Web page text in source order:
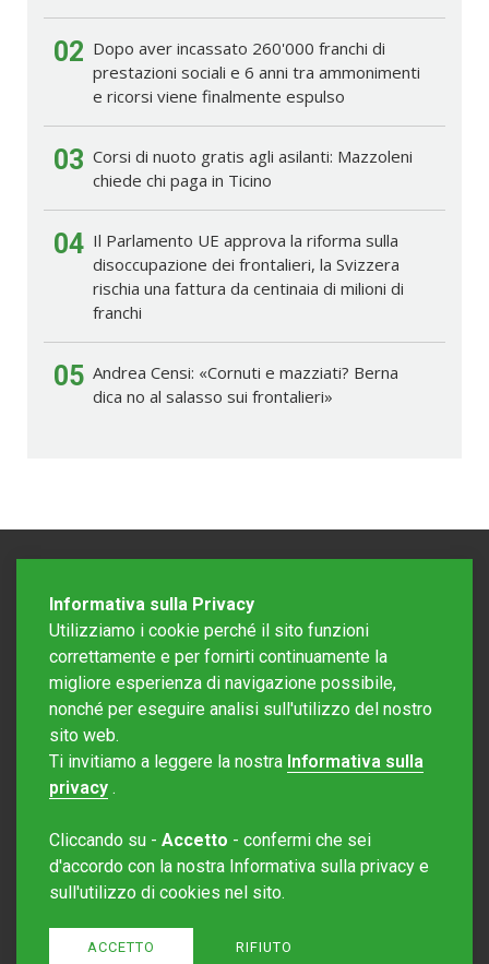
02 Dopo aver incassato 260'000 franchi di
prestazioni sociali e 6 anni tra ammonimenti
e ricorsi viene finalmente espulso
03 Corsi di nuoto gratis agli asilanti: Mazzoleni
chiede chi paga in Ticino
04 Il Parlamento UE approva la riforma sulla
disoccupazione dei frontalieri, la Svizzera
rischia una fattura da centinaia di milioni di
franchi
05 Andrea Censi: «Cornuti e mazziati? Berna
dica no al salasso sui frontalieri»
Editore Rotostampa SA
Sito creato daRedesign
Informativa sulla Privacy
Utilizziamo i cookie perché il sito funzioni
correttamente e per fornirti continuamente la
migliore esperienza di navigazione possibile,
nonché per eseguire analisi sull'utilizzo del nostro
sito web.
Ti invitiamo a leggere la nostra Informativa sulla
privacy .
Cliccando su - Accetto - confermi che sei
d'accordo con la nostra Informativa sulla privacy e
sull'utilizzo di cookies nel sito.
ACCETTO RIFIUTO